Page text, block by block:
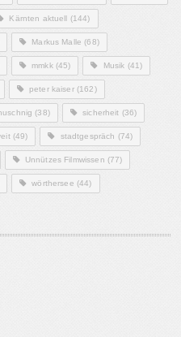
Kärnten aktuell (144)
Markus Malle (68)
mmkk(45) Musik (41)
peter kaiser(162)
(38) sicherheit (36)
(49) stadtgespräch (74)
Unnützes Filmwissen (77)
wörthersee (44)